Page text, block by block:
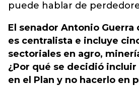
puede hablar de
El senador Antonio Guerra
es centralista e incluye
sectoriales en agro,
¿Por qué se decidió
en el Plan y no hacerlo en